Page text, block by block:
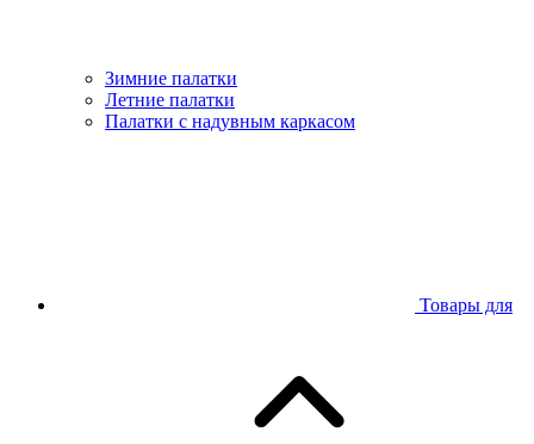
Зимние палатки
Летние палатки
Палатки с надувным каркасом
Товары для